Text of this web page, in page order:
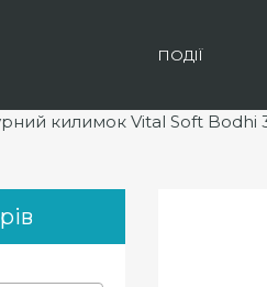
ПОДІЇ
килимок Vital Soft Bodhi